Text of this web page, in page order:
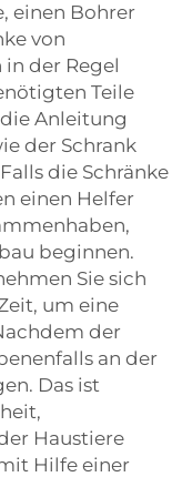
einen Bohrer
von
der Regel
Teile
Anleitung
der Schrank
die Schränke
einen Helfer
beginnen.
Sie sich
um eine
der
an der
Das ist
Haustiere
Hilfe einer